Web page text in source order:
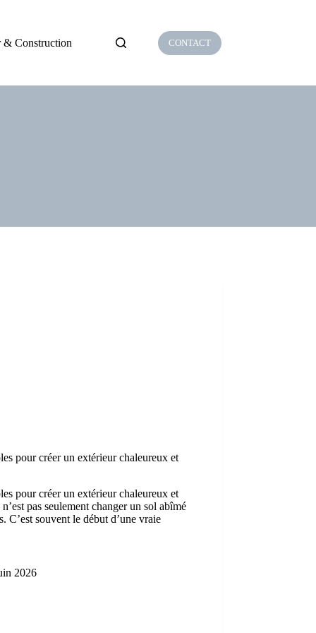
Construction CONTACT
pour créer un extérieur chaleureux et
pour créer un extérieur chaleureux et
pas seulement changer un sol abîmé
C’est souvent le début d’une vraie
2026